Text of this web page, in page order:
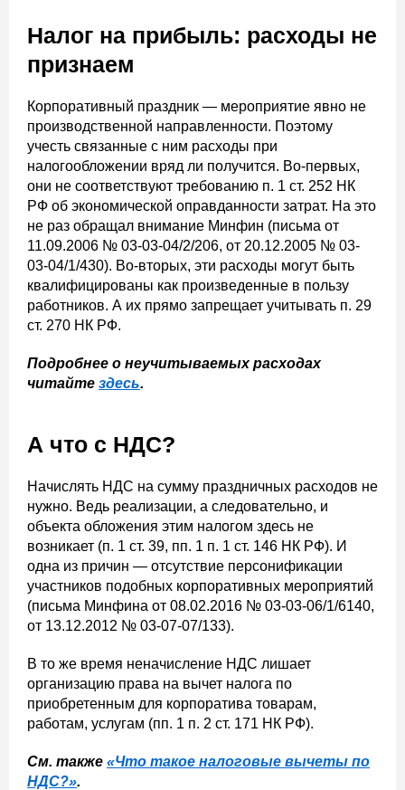
Налог на прибыль: расходы не
признаем
Корпоративный праздник — мероприятие явно не
производственной направленности. Поэтому
учесть связанные с ним расходы при
налогообложении вряд ли получится. Во-первых,
они не соответствуют требованию п. 1 ст. 252 НК
РФ об экономической оправданности затрат. На это
не раз обращал внимание Минфин (письма от
11.09.2006 № 03-03-04/2/206, от 20.12.2005 № 03-
03-04/1/430). Во-вторых, эти расходы могут быть
квалифицированы как произведенные в пользу
работников. А их прямо запрещает учитывать п. 29
ст. 270 НК РФ.
Подробнее о неучитываемых расходах
читайте здесь.
А что с НДС?
Начислять НДС на сумму праздничных расходов не
нужно. Ведь реализации, а следовательно, и
объекта обложения этим налогом здесь не
возникает (п. 1 ст. 39, пп. 1 п. 1 ст. 146 НК РФ). И
одна из причин — отсутствие персонификации
участников подобных корпоративных мероприятий
(письма Минфина от 08.02.2016 № 03-03-06/1/6140,
от 13.12.2012 № 03-07-07/133).
В то же время неначисление НДС лишает
организацию права на вычет налога по
приобретенным для корпоратива товарам,
работам, услугам (пп. 1 п. 2 ст. 171 НК РФ).
См. также «Что такое налоговые вычеты по
НДС?».